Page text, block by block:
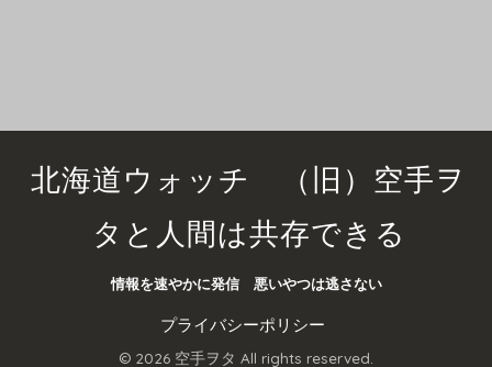
北海道ウォッチ （旧）空手ヲ
タと人間は共存できる
情報を速やかに発信 悪いやつは逃さない
プライバシーポリシー
© 2026 空手ヲタ All rights reserved.